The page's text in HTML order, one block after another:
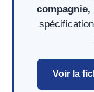
compagnie,
Voir la